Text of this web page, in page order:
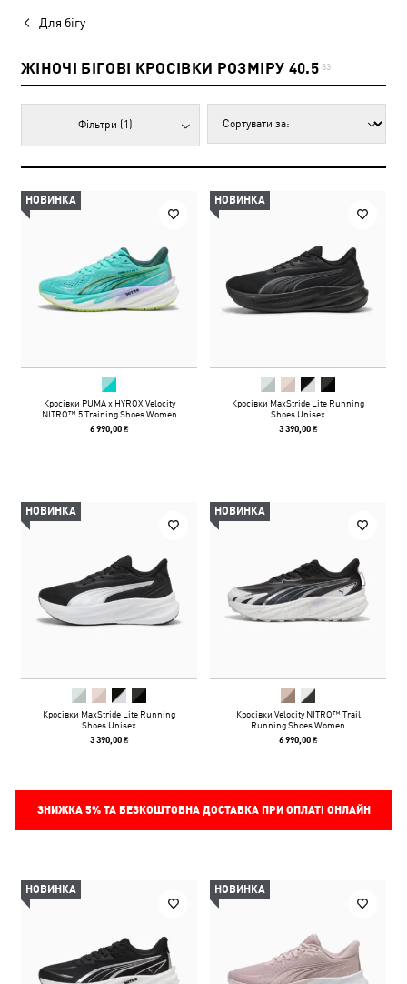
Для бігу
ЖІНОЧІ БІГОВІ КРОСІВКИ РОЗМІРУ 40.5 83
Фільтри (1)
НОВИНКА
Кросівки PUMA x HYROX Velocity
NITRO™ 5 Training Shoes Women
6 990,00 ₴
НОВИНКА
Кросівки MaxStride Lite Running
Shoes Unisex
3 390,00 ₴
НОВИНКА
Кросівки MaxStride Lite Running
Shoes Unisex
3 390,00 ₴
НОВИНКА
Кросівки Velocity NITRO™ Trail
Running Shoes Women
6 990,00 ₴
ЗНИЖКА 5%ТА БЕЗКОШТОВНА ДОСТАВКА ПРИ ОПЛАТІ ОНЛАЙН
НОВИНКА НОВИНКА